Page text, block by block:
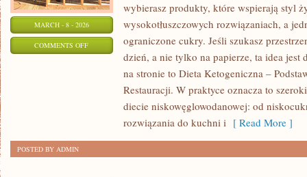
MARCH - 8 - 2026
COMMENTS OFFON
POCZĄTKUJĄCYCH
wybierasz produkty, które wspierają styl
wysokotłuszczowych rozwiązaniach, a
ograniczone cukry. Jeśli szukasz
dzień, a nie tylko na papierze, ta idea jest
na stronie to Dieta Ketogeniczna –
Restauracji. W praktyce oznacza to
diecie niskowęglowodanowej: od
rozwiązania do kuchni i [ Read More ]
POSTED BY ADMIN